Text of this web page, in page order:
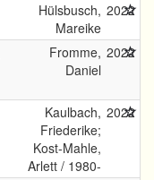
Hülsbusch,
Mareike
2022
Fromme,
Daniel
2022
Kaulbach,
Friederike;
Kost-Mahle,
Arlett / 1980-
2022